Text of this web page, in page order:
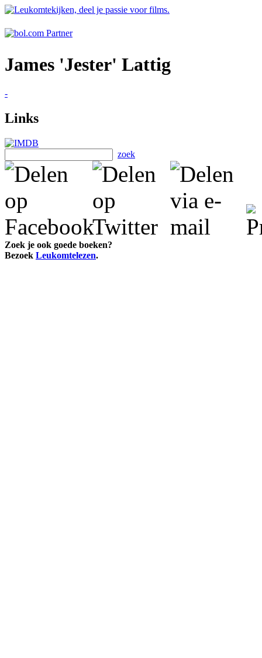
James 'Jester' Lattig
-
Links
zoek
Zoek je ook goede boeken?
Bezoek Leukomtelezen.